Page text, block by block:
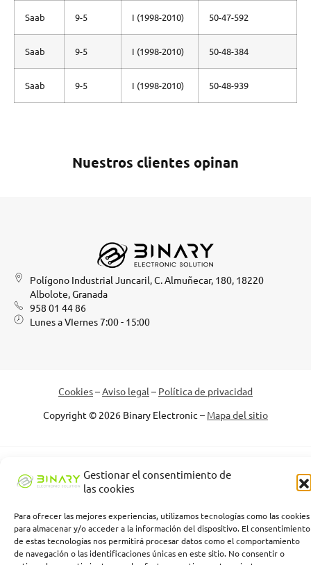
Gestionar el consentimiento de
las cookies
Para ofrecer las mejores experiencias, utilizamos tecnologías como las cookies
para almacenar y/o acceder a la información del dispositivo. El consentimiento
de estas tecnologías nos permitirá procesar datos como el comportamiento
de navegación o las identificaciones únicas en este sitio. No consentir o
Saab 9-5 I (1998-2010) 50-47-592
Saab 9-5 I (1998-2010) 50-48-384
Saab 9-5 I (1998-2010) 50-48-939
Nuestros clientes opinan
Polígono Industrial Juncaril, C. Almuñecar, 180, 18220
Albolote, Granada
958 01 44 86
Lunes a VIernes 7:00 - 15:00
Cookies–Aviso legal – Política de privacidad
Copyright © 2026 Binary Electronic – Mapa del sitio
Binary Electronic Solution empresa beneficiaria, ha recibido una
subvención de la Consejería de Empleo, Empresa y Trabajo
Europea con cargo al Programa FSE+ Andalucía 2021-2027,
enmarcada en el Programa Emplea-T, para la inserción laboral y el
fomento de la contratación en el ámbito de la Comunidad
Autónoma de Andalucía. Línea 2. Incentivo a la segunda o